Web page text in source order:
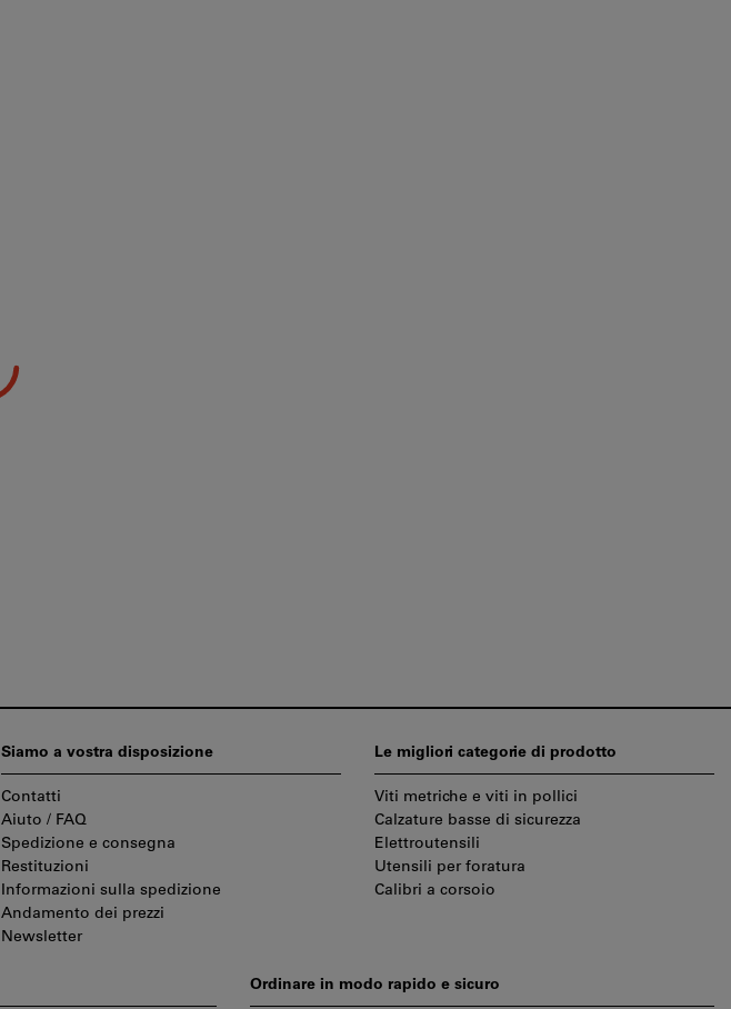
Siamo a vostra disposizione
Contatti
Aiuto / FAQ
Spedizione e consegna
Restituzioni
Informazioni sulla spedizione
Andamento dei prezzi
Newsletter
Le migliori categorie di prodotto
Viti metriche e viti in pollici
Calzature basse di sicurezza
Elettroutensili
Utensili per foratura
Calibri a corsoio
Ordinare in modo rapido e sicuro